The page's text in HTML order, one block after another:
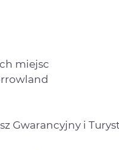
miejsc
Gwarancyjny i